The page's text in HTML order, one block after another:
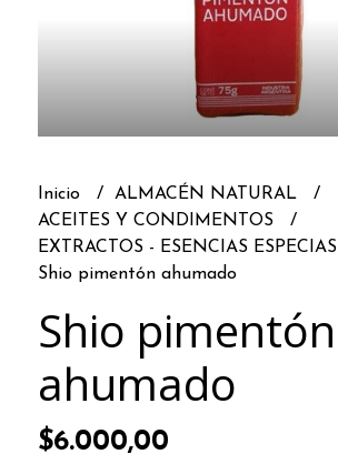
Inicio
ALMACÉN NATURAL
ACEITES Y CONDIMENTOS
EXTRACTOS - ESENCIAS ESPECIAS
Shio pimentón ahumado
Shio pimentón
ahumado
$6.000,00